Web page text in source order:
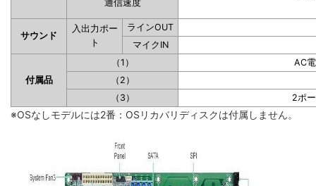
通信速度
サウンド
入出力ポー
ト
ラインOUT
マイクIN
付属品
（1）
AC
（2）
（3）
2ポ
※OSなしモデルには2番：OSリカバリディスクは付属しません。